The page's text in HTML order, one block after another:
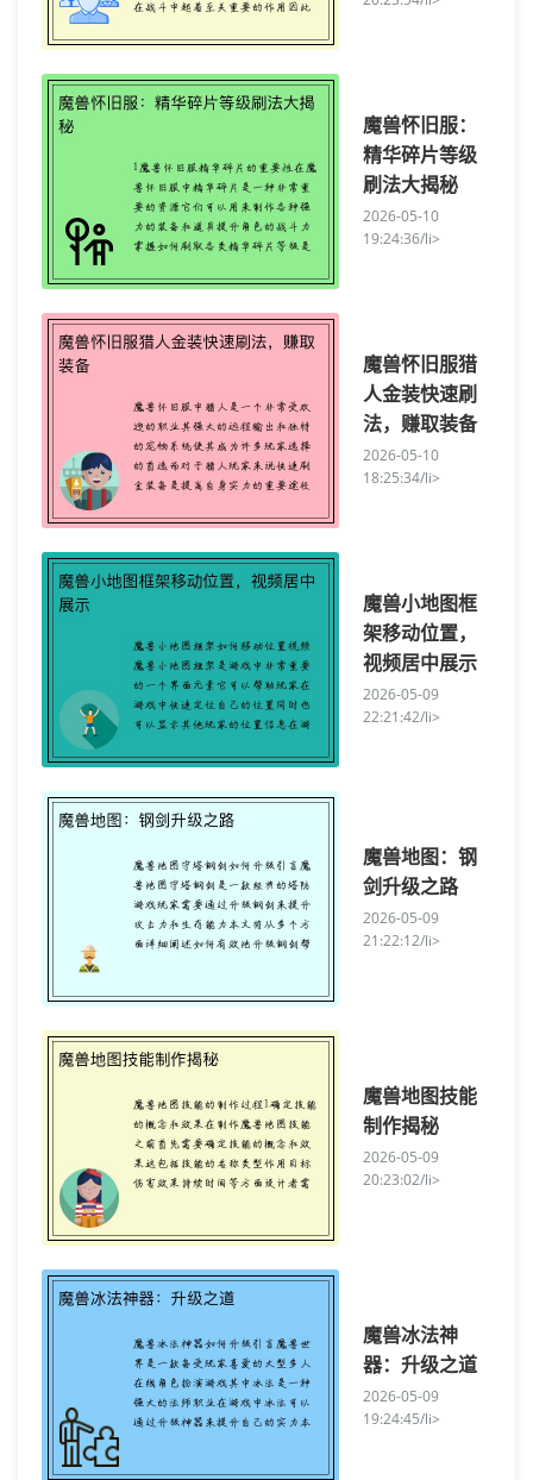
魔兽怀旧服：
精华碎片等级
刷法大揭秘
2026-05-10
19:24:36/li>
魔兽怀旧服猎
人金装快速刷
法，赚取装备
2026-05-10
18:25:34/li>
魔兽小地图框
架移动位置，
视频居中展示
2026-05-09
22:21:42/li>
魔兽地图：钢
剑升级之路
2026-05-09
21:22:12/li>
魔兽地图技能
制作揭秘
2026-05-09
20:23:02/li>
魔兽冰法神
器：升级之道
2026-05-09
19:24:45/li>